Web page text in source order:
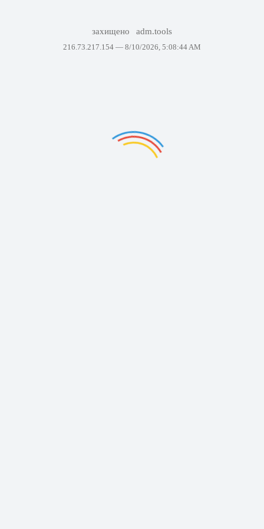
захищено adm.tools
216.73.217.154 — 8/10/2026, 5:08:44 AM